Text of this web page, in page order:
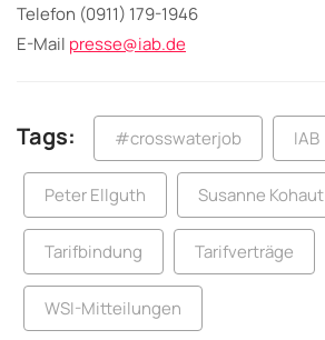
Telefon (0911) 179-1946
E-Mail presse@iab.de
Tags: #crosswaterjob IAB
Peter Ellguth Susanne Kohaut
Tarifbindung Tarifverträge
WSI-Mitteilungen